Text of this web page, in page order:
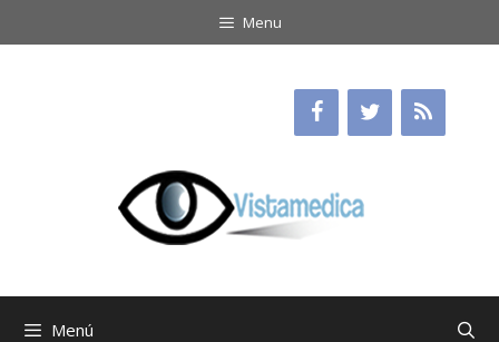
al
Menu
Menú